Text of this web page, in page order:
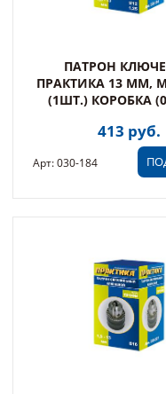
ПАТРОН
ПРАКТИКА 13 ММ,
(1ШТ.) КОРОБКА
413 руб.
Арт: 030-184